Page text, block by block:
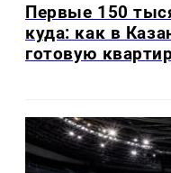
Первые 150
куда: как в
готовую